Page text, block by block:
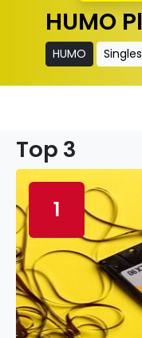
HUMO
HUMO Singles
Top 3
1